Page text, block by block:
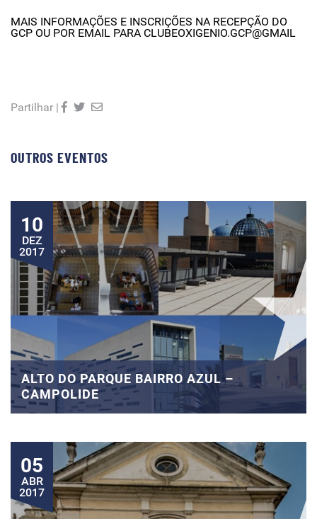
MAIS INFORMAÇÕES E INSCRIÇÕES NA RECEPÇÃO DO
GCP OU POR EMAIL PARA CLUBEOXIGENIO.GCP@GMAIL
Partilhar |
OUTROS EVENTOS
10
DEZ
2017
ALTO DO PARQUE BAIRRO AZUL –
CAMPOLIDE
05
ABR
2017